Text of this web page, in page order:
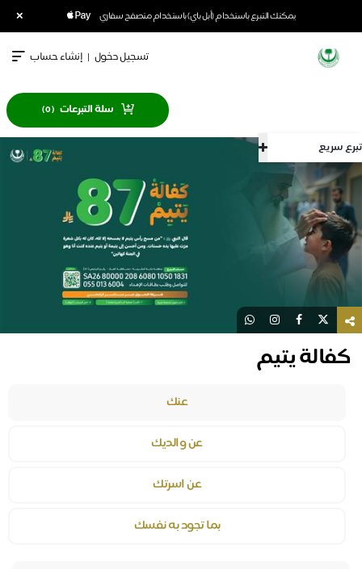
يمكنك التبرع باستخدام (أبل باي) باستخدام متصفح سفاري ×
تبرع سريع
تسجيل دخول | إنشاء حساب
سلة التبرعات (
0
)
كفالة يتيم
عنك
عن والديك
عن اسرتك
بما تجود به نفسك